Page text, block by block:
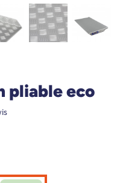
pliable eco